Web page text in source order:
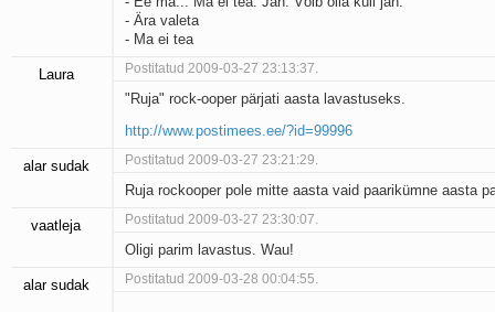
- Ära valeta
- Ma ei tea
Laura Postitatud 2009-03-27 23:13:37.
"Ruja" rock-ooper pärjati aasta lavastuseks.
http://www.postimees.ee/?id=99996
alar sudak Postitatud 2009-03-27 23:21:29.
Ruja rockooper pole mitte aasta vaid paarikümne aasta
vaatleja Postitatud 2009-03-27 23:30:07.
Oligi parim lavastus. Wau!
alar sudak Postitatud 2009-03-28 00:04:55.